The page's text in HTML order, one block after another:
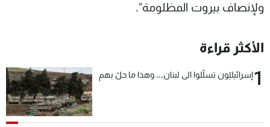
ولإنصاف بيروت المظلومة".
الأكثر قراءة
1إسرائيليّون تسلّلوا الى لبنان... وهذا ما حلّ بهم